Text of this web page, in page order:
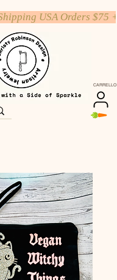
CARRELLO
USA Orders $75 +